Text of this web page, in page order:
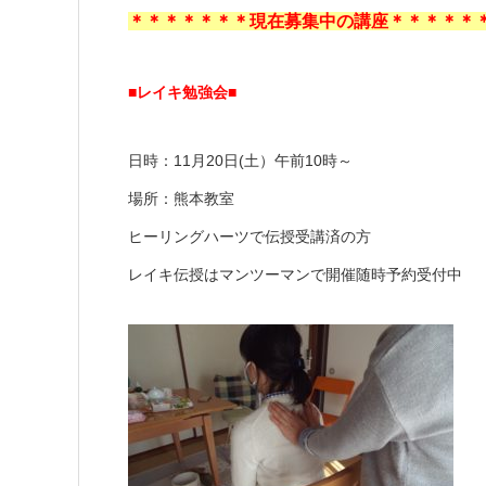
＊＊＊＊＊＊＊現在募集中の講座＊＊＊＊＊
■レイキ勉強会■
日時：11月20日(土）午前10時～
場所：熊本教室
ヒーリングハーツで伝授受講済の方
レイキ伝授はマンツーマンで開催随時予約受付中